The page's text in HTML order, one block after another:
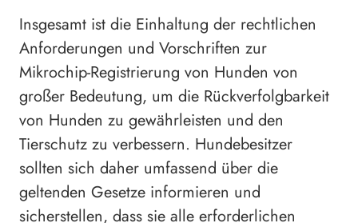
Insgesamt ist die Einhaltung der rechtlichen
Anforderungen und Vorschriften zur
Mikrochip-Registrierung von Hunden von
großer Bedeutung, um die Rückverfolgbarkeit
von Hunden zu gewährleisten und den
Tierschutz zu verbessern. Hundebesitzer
sollten sich daher umfassend über die
geltenden Gesetze informieren und
sicherstellen, dass sie alle erforderlichen